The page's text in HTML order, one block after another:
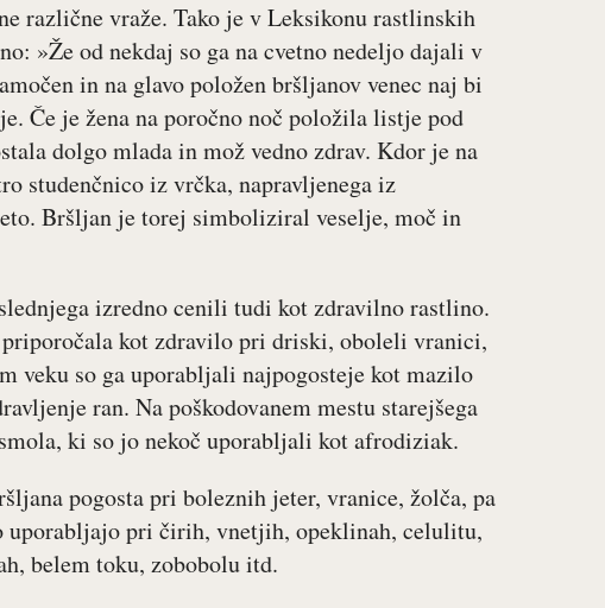
različne vraže. Tako je v Leksikonu rastlinskih
»Že od nekdaj so ga na cvetno nedeljo dajali v
in na glavo položen bršljanov venec naj bi
Če je žena na poročno noč položila listje pod
dolgo mlada in mož vedno zdrav. Kdor je na
studenčnico iz vrčka, napravljenega iz
Bršljan je torej simboliziral veselje, moč in
izredno cenili tudi kot zdravilno rastlino.
kot zdravilo pri driski, oboleli vranici,
veku so ga uporabljali najpogosteje kot mazilo
ran. Na poškodovanem mestu starejšega
ki so jo nekoč uporabljali kot afrodiziak.
pogosta pri boleznih jeter, vranice, žolča, pa
pri čirih, vnetjih, opeklinah, celulitu,
belem toku, zobobolu itd.